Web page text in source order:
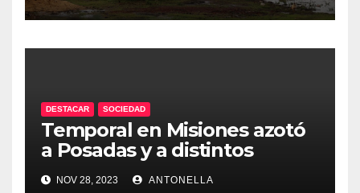
DESTACAR SOCIEDAD
Temporal en Misiones azotó
a Posadas y a distintos
puntos de la provincia
NOV 28, 2023 ANTONELLA